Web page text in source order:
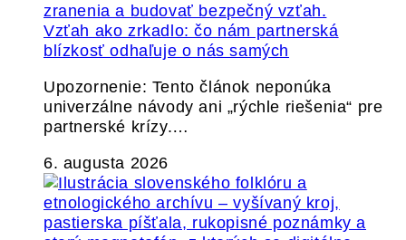
Vzťah ako zrkadlo: čo nám partnerská
blízkosť odhaľuje o nás samých
Upozornenie: Tento článok neponúka
univerzálne návody ani „rýchle riešenia“ pre
partnerské krízy.…
6. augusta 2026